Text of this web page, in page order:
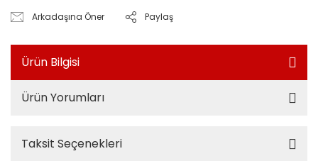
Arkadaşına Öner Paylaş
Ürün Bilgisi
Ürün Yorumları
Taksit Seçenekleri